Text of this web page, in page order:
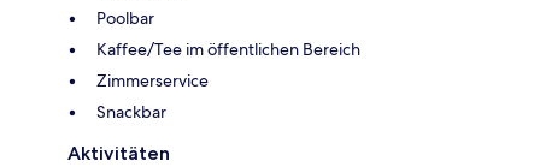
Poolbar
Kaffee/Tee im öffentlichen Bereich
Zimmerservice
Snackbar
Aktivitäten